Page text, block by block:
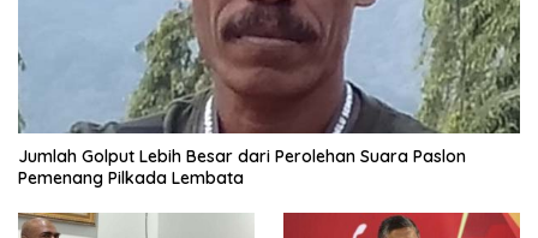
Jumlah Golput Lebih Besar dari Perolehan Suara Paslon
Pemenang Pilkada Lembata